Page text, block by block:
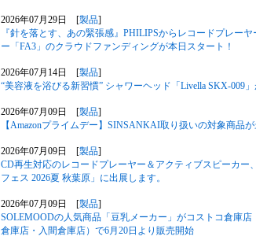
2026年07月29日 [製品]
『針を落とす、あの緊張感』PHILIPSからレコードプレー
ー「FA3」のクラウドファンディングが本日スタート！
2026年07月14日 [製品]
“美容液を浴びる新習慣” シャワーヘッド「Livella SKX-009」
2026年07月09日 [製品]
【Amazonプライムデー】SINSANKAI取り扱いの対象商品が
2026年07月09日 [製品]
CD再生対応のレコードプレーヤー＆アクティブスピーカー
フェス 2026夏 秋葉原」に出展します。
2026年07月09日 [製品]
SOLEMOODの人気商品「豆乳メーカー」がコストコ倉庫
倉庫店・入間倉庫店）で6月20日より販売開始